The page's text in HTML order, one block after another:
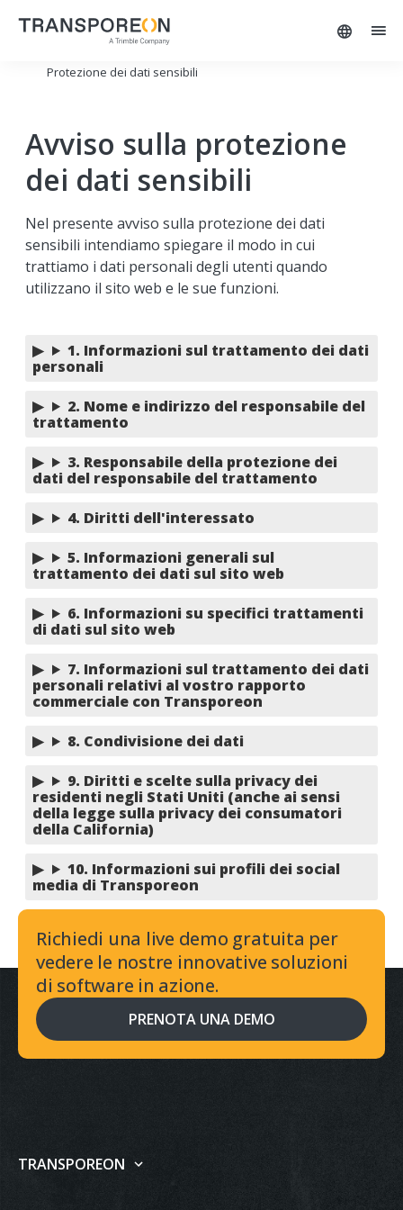
Protezione dei dati sensibili
Avviso sulla protezione
dei dati sensibili
Nel presente avviso sulla protezione dei dati
sensibili intendiamo spiegare il modo in cui
trattiamo i dati personali degli utenti quando
utilizzano il sito web e le sue funzioni.
1. Informazioni sul trattamento dei dati
personali
2. Nome e indirizzo del responsabile del
trattamento
3. Responsabile della protezione dei
dati del responsabile del trattamento
4. Diritti dell'interessato
5. Informazioni generali sul
trattamento dei dati sul sito web
6. Informazioni su specifici trattamenti
di dati sul sito web
7. Informazioni sul trattamento dei dati
personali relativi al vostro rapporto
commerciale con Transporeon
8. Condivisione dei dati
9. Diritti e scelte sulla privacy dei
residenti negli Stati Uniti (anche ai sensi
della legge sulla privacy dei consumatori
della California)
10. Informazioni sui profili dei social
media di Transporeon
Richiedi una live demo gratuita per
vedere le nostre innovative soluzioni
di software in azione.
PRENOTA UNA DEMO
TRANSPOREON